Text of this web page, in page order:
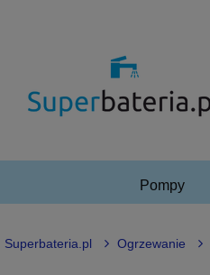
Pompy
Superbateria.pl Ogrzewanie